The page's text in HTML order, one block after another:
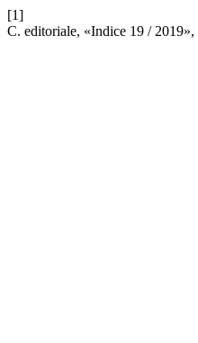
[1]
C. editoriale, «Indice 19 / 2019»,